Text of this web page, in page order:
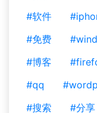
#软件
#免费
#博客
#qq
#搜索
#分享